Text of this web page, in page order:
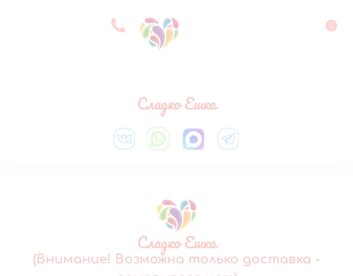
8 927 083 33 05 0
Сладко Ешка
Сладко Ешка
(Внимание! Возможна только доставка -